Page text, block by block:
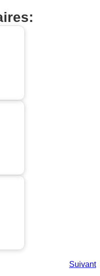
Suivant